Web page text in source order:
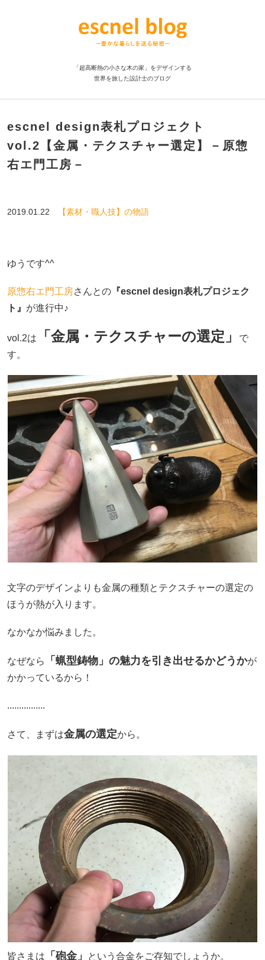
「超高断熱の小さな木の家」をデザインする
世界を旅した設計士のブログ
escnel design表札プロジェクト
vol.2【金属・テクスチャー選定】－原惣
右エ門工房－
2019.01.22 【素材・職人技】の物語
ゆうです^^
原惣右エ門工房さんとの『escnel design表札プロジェク
ト』 が進行中♪
vol.2は 「金属・テクスチャーの選定」
で
す。
文字のデザインよりも金属の種類とテクスチャーの選定の
ほうが熱が入ります。
なかなか悩みました。
なぜなら 「蝋型鋳物」の魅力を引き出せるかどうかが
かかっているから！
................
さて、まずは金属の選定から。
皆さまは 「砲金」 という合金をご存知でしょうか。